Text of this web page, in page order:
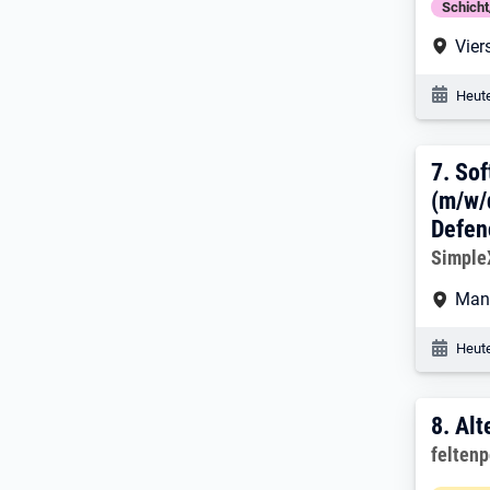
7.
7.
(m/w/
8.
8.